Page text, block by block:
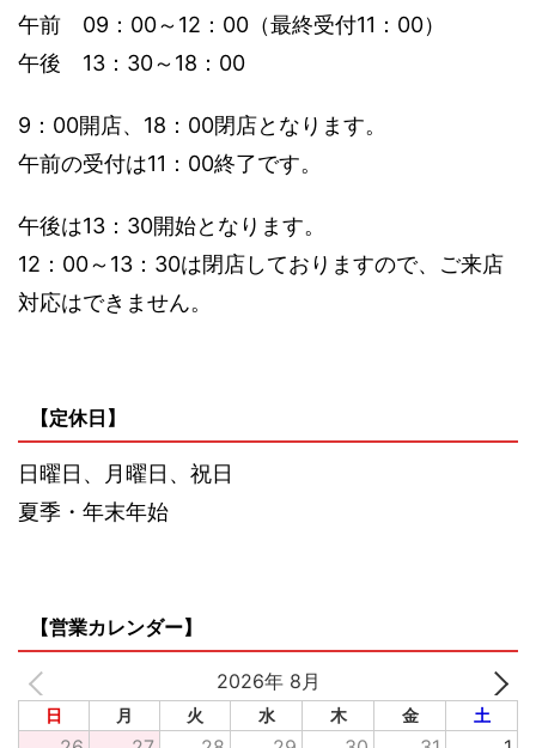
午前 09：00～12：00（最終受付11：00）
午後 13：30～18：00
9：00開店、18：00閉店となります。
午前の受付は11：00終了です。
午後は13：30開始となります。
12：00～13：30は閉店しておりますので、ご来店
対応はできません。
【定休日】
日曜日、月曜日、祝日
夏季・年末年始
【営業カレンダー】
2026年 8月
日 月 火 水 木 金 土